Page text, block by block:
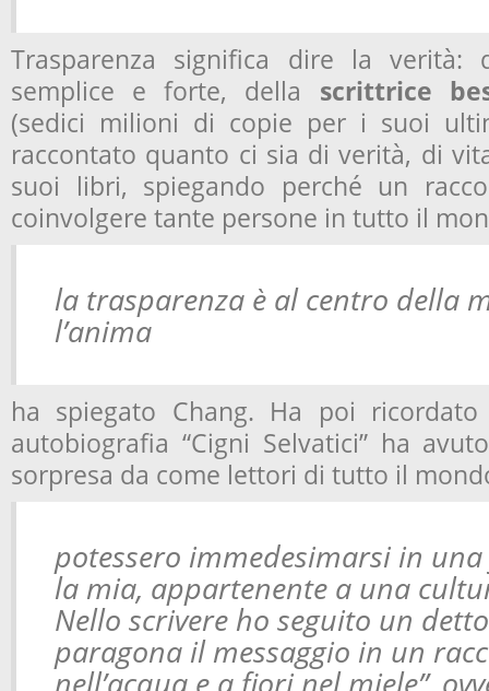
Trasparenza significa dire la verità:
semplice e forte, della scrittrice
(sedici milioni di copie per i suoi
raccontato quanto ci sia di verità, di
suoi libri, spiegando perché un
coinvolgere tante persone in tutto il
la trasparenza è al centro della
l’anima
ha spiegato Chang. Ha poi
autobiografia “Cigni Selvatici” ha
sorpresa da come lettori di tutto il
potessero immedesimarsi in
la mia, appartenente a una
Nello scrivere ho seguito un
paragona il messaggio in un
nell’acqua e a fiori nel miele”,